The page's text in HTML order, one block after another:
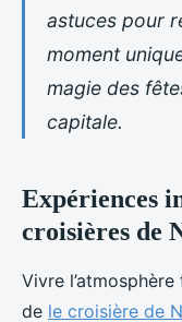
astuces pour
moment
magie des
capitale.
Expériences
croisières de
Vivre
de le croisière de